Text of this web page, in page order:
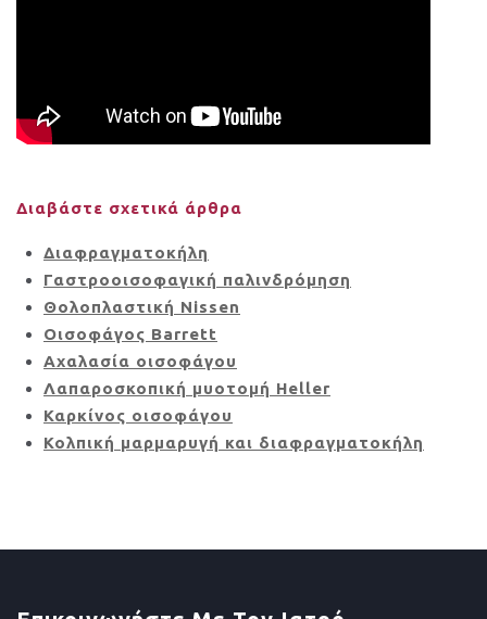
Διαβάστε σχετικά άρθρα
Διαφραγματοκήλη
Γαστροοισοφαγική παλινδρόμηση
Θολοπλαστική Nissen
Οισοφάγος Barrett
Αχαλασία οισοφάγου
Λαπαροσκοπική μυοτομή Heller
Καρκίνος οισοφάγου
Κολπική μαρμαρυγή και διαφραγματοκήλη